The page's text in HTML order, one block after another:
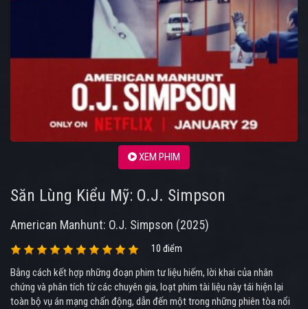
XEM PHIM
Săn Lùng Kiểu Mỹ: O.J. Simpson
American Manhunt: O.J. Simpson (2025)
10 điểm
Bằng cách kết hợp những đoạn phim tư liệu hiếm, lời khai của nhân
chứng và phân tích từ các chuyên gia, loạt phim tài liệu này tái hiện lại
toàn bộ vụ án mạng chấn động, dẫn đến một trong những phiên tòa nổi